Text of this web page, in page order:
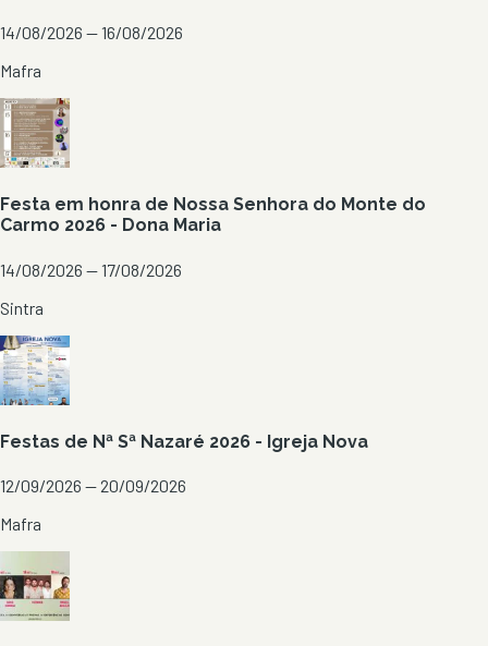
14/08/2026 — 16/08/2026
Mafra
Festa em honra de Nossa Senhora do Monte do
Carmo 2026 - Dona Maria
14/08/2026 — 17/08/2026
Sintra
Festas de Nª Sª Nazaré 2026 - Igreja Nova
12/09/2026 — 20/09/2026
Mafra